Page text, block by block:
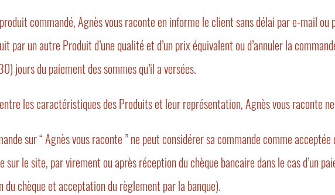
commandé, Agnès vous raconte en informe le client sans délai par e-mail
par un autre Produit d’une qualité et d’un prix équivalent ou d’annuler la
jours du paiement des sommes qu’il a versées.
les caractéristiques des Produits et leur représentation, Agnès vous raconte
sur “ Agnès vous raconte ” ne peut considérer sa commande comme
le site, par virement ou après réception du chèque bancaire dans le cas d’un
du chèque et acceptation du règlement par la banque).